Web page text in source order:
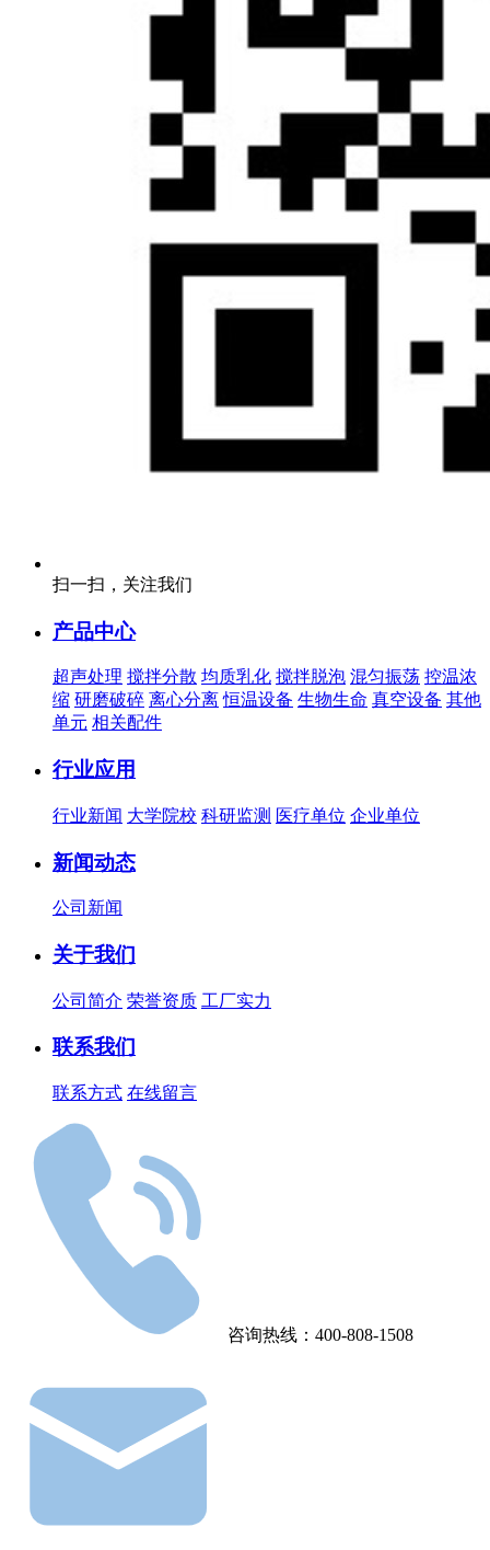
扫一扫，关注我们
产品中心
超声处理 搅拌分散 均质乳化 搅拌脱泡 混匀振荡 控温浓
缩 研磨破碎 离心分离 恒温设备 生物生命 真空设备 其他
单元 相关配件
行业应用
行业新闻 大学院校 科研监测 医疗单位 企业单位
新闻动态
公司新闻
关于我们
公司简介 荣誉资质 工厂实力
联系我们
联系方式 在线留言
咨询热线：400-808-1508